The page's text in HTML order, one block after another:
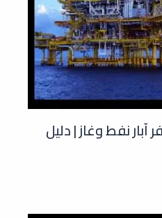
نفط وغاز | دليل